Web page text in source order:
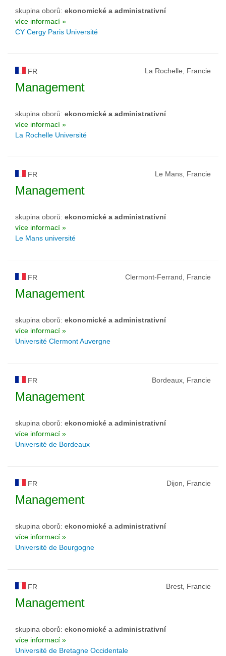
skupina oborů: ekonomické a administrativní
více informací »
CY Cergy Paris Université
FR La Rochelle, Francie
Management
skupina oborů: ekonomické a administrativní
více informací »
La Rochelle Université
FR Le Mans, Francie
Management
skupina oborů: ekonomické a administrativní
více informací »
Le Mans université
FR Clermont-Ferrand, Francie
Management
skupina oborů: ekonomické a administrativní
více informací »
Université Clermont Auvergne
FR Bordeaux, Francie
Management
skupina oborů: ekonomické a administrativní
více informací »
Université de Bordeaux
FR Dijon, Francie
Management
skupina oborů: ekonomické a administrativní
více informací »
Université de Bourgogne
FR Brest, Francie
Management
skupina oborů: ekonomické a administrativní
více informací »
Université de Bretagne Occidentale